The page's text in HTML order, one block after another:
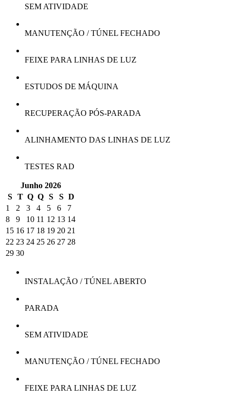
SEM ATIVIDADE
MANUTENÇÃO / TÚNEL FECHADO
FEIXE PARA LINHAS DE LUZ
ESTUDOS DE MÁQUINA
RECUPERAÇÃO PÓS-PARADA
ALINHAMENTO DAS LINHAS DE LUZ
TESTES RAD
Junho 2026
S
T Q Q S S D
1
2 3 4 5 6
7
8
9 10 11 12 13 14
15 16 17 18 19 20 21
22 23 24 25 26 27 28
29 30
INSTALAÇÃO / TÚNEL ABERTO
PARADA
SEM ATIVIDADE
MANUTENÇÃO / TÚNEL FECHADO
FEIXE PARA LINHAS DE LUZ